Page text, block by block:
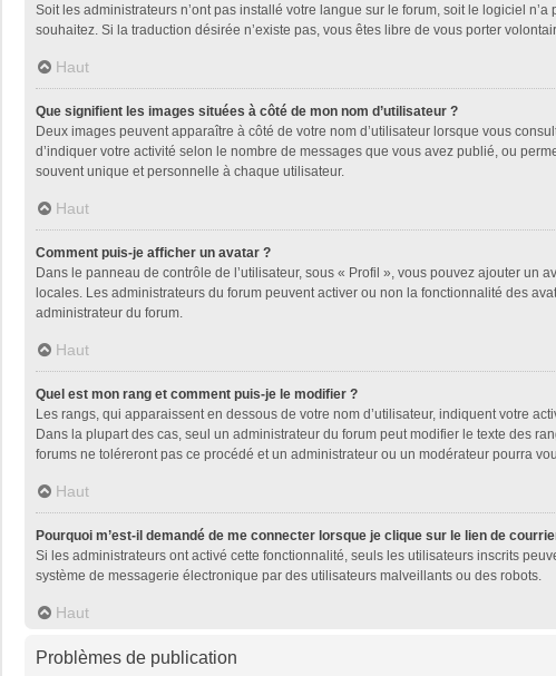
Soit les administrateurs n’ont pas installé votre langue sur le forum, soit le logiciel
souhaitez. Si la traduction désirée n’existe pas, vous êtes libre de vous porter
Haut
Que signifient les images situées à côté de mon nom d’utilisateur ?
Deux images peuvent apparaître à côté de votre nom d’utilisateur lorsque vous
d’indiquer votre activité selon le nombre de messages que vous avez publié, ou
souvent unique et personnelle à chaque utilisateur.
Haut
Comment puis-je afficher un avatar ?
Dans le panneau de contrôle de l’utilisateur, sous « Profil », vous pouvez ajouter un
locales. Les administrateurs du forum peuvent activer ou non la fonctionnalité des
administrateur du forum.
Haut
Quel est mon rang et comment puis-je le modifier ?
Les rangs, qui apparaissent en dessous de votre nom d’utilisateur, indiquent votre
Dans la plupart des cas, seul un administrateur du forum peut modifier le texte des
forums ne toléreront pas ce procédé et un administrateur ou un modérateur pourra
Haut
Pourquoi m’est-il demandé de me connecter lorsque je clique sur le lien de
Si les administrateurs ont activé cette fonctionnalité, seuls les utilisateurs inscrits
système de messagerie électronique par des utilisateurs malveillants ou des robots.
Haut
Problèmes de publication